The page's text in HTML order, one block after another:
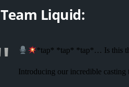
Team Liquid:
*tap* *tap* *tap*… Is this
Introducing our incredible